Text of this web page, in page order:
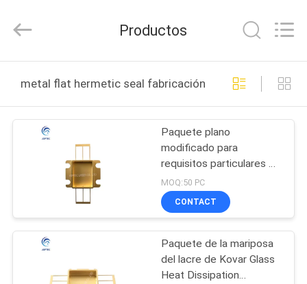
HOGAR
PRODUCTOS
NOSOTROS
VIAJE
LTD.
Reserved.
Productos
metal flat hermetic seal fabricación en línea
Paquete plano
modificado para
requisitos particulares de
la mariposa del metal
4J42 Flatpack
MOQ:50 PC
CONTACT
Paquete de la mariposa
del lacre de Kovar Glass
Heat Dissipation